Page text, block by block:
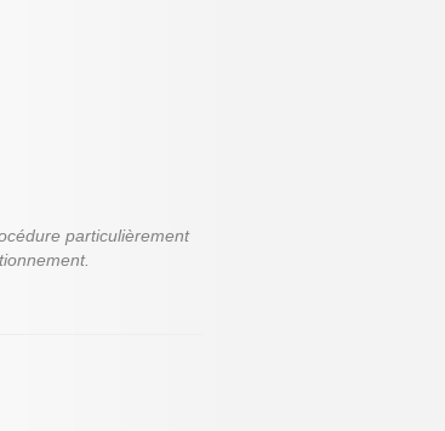
particulièrement